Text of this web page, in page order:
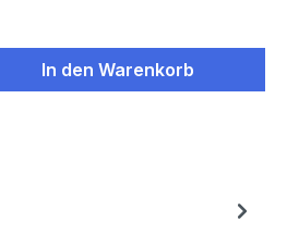
Gib den
In den Warenkorb